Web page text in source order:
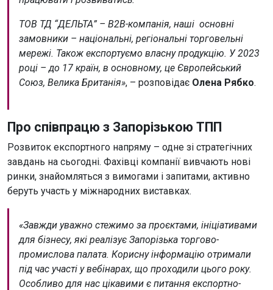
ТОВ ТД “ДЕЛЬТА” – В2В-компанія, наші основні
замовники – національні, регіональні торговельні
мережі. Також експортуємо власну продукцію. У 2023
році – до 17 країн, в основному, це Європейський
Союз, Велика Британія», – розповідає Олена Рябко.
Про співпрацю з Запорізькою ТПП
Розвиток експортного напряму – одне зі стратегічних
завдань на сьогодні. Фахівці компанії вивчають нові
ринки, знайомляться з вимогами і запитами, активно
беруть участь у міжнародних виставках.
«Завжди уважно стежимо за проєктами, ініціативами
для бізнесу, які реалізує Запорізька торгово-
промислова палата. Корисну інформацію отримали
під час участі у вебінарах, що проходили цього року.
Особливо для нас цікавими є питання експортно-